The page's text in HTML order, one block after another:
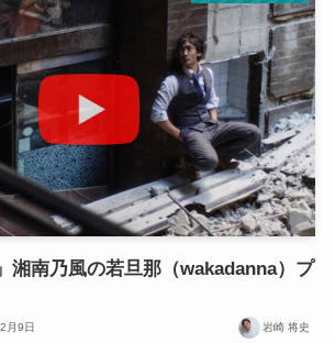
湘南乃風の若旦那（wakadanna）プ
月9日 岩崎 将史